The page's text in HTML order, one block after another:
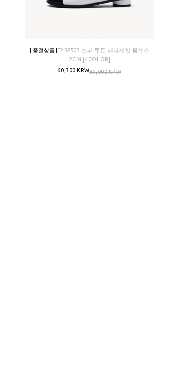
[품절상품]F23P503 소피 투톤 메리제인 펌프스
2CM [4COLOR]
60,300 KRW89,000 KRW